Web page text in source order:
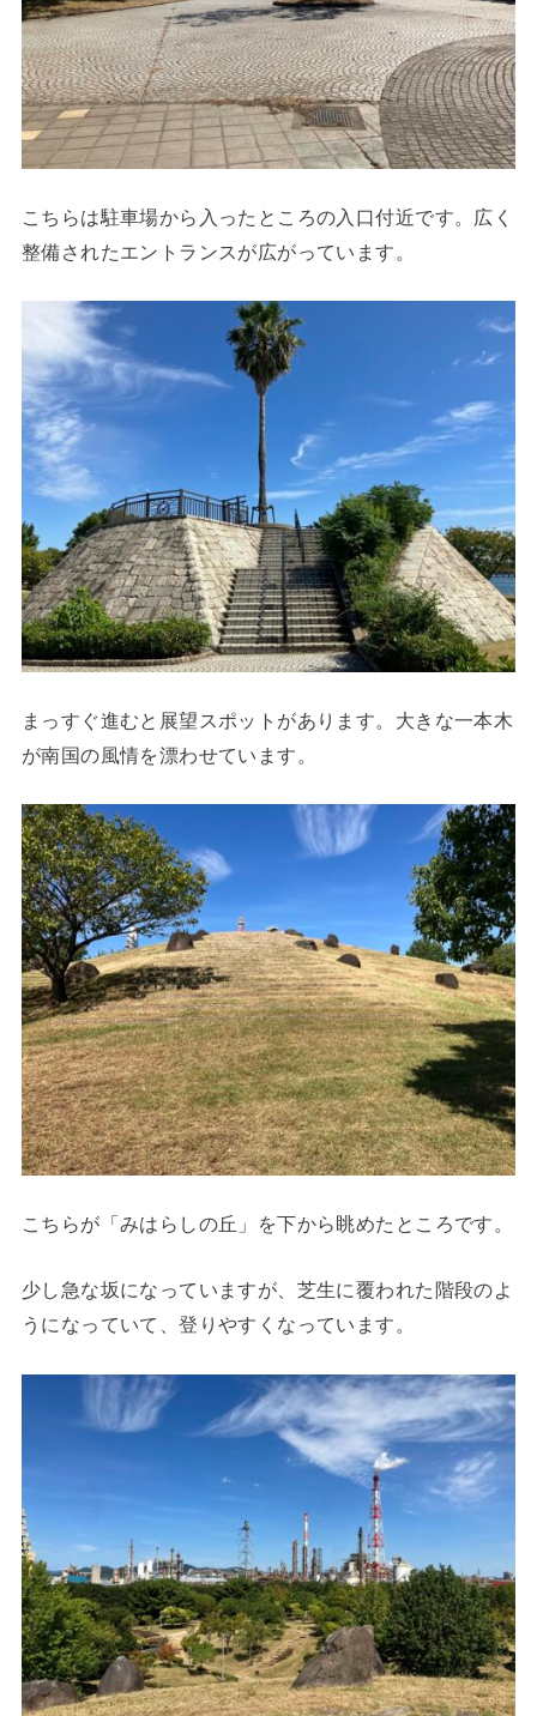
こちらは駐車場から入ったところの入口付近です。広く
整備されたエントランスが広がっています。
まっすぐ進むと展望スポットがあります。大きな一本木
が南国の風情を漂わせています。
こちらが「みはらしの丘」を下から眺めたところです。
少し急な坂になっていますが、芝生に覆われた階段のよ
うになっていて、登りやすくなっています。